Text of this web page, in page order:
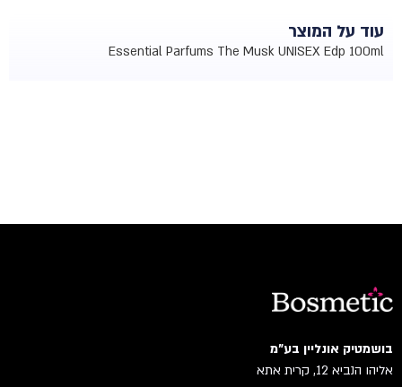
עוד על המוצר
Essential Parfums The Musk UNISEX Edp 100ml
בושמטיק אונליין בע"מ
אליהו הנביא 12, קרית אתא